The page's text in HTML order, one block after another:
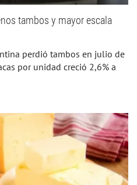
tambos y mayor escala
perdió tambos en julio de
por unidad creció 2,6% a